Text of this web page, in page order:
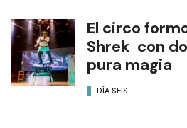
El circo
Shrek con
pura magia
DÍA SEIS